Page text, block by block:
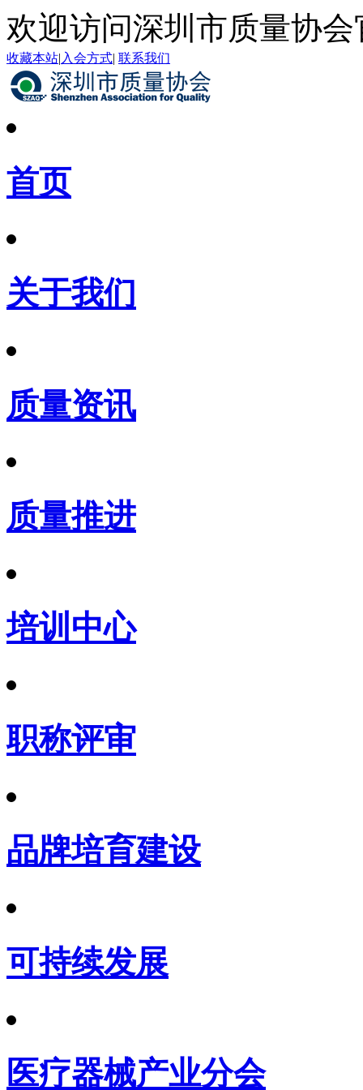
欢迎访问深圳市质量协会
收藏本站| 入会方式| 联系我们
首页
关于我们
质量资讯
质量推进
培训中心
职称评审
品牌培育建设
可持续发展
医疗器械产业分会